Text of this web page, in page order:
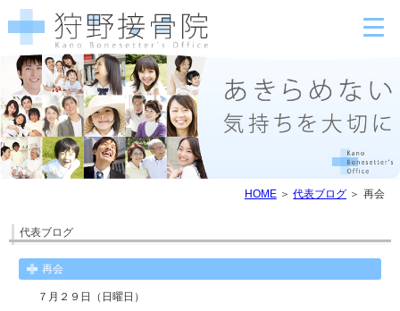
HOME 代表ブログ 再会
代表ブログ
再会
７月２９日（日曜日）